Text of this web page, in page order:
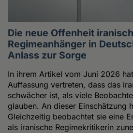
Die neue Offenheit
Regimeanhänger in
Anlass zur Sorge
In ihrem Artikel vom Juni 2026
Auffassung vertreten, dass das
schwächer ist, als viele
glauben. An dieser Einschätzung
Gleichzeitig beobachtet sie eine
als iranische Regimekritikerin